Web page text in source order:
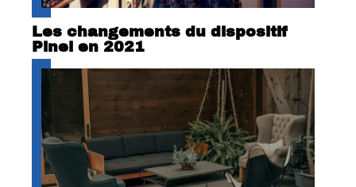
Les changements du dispositif
Pinel en 2021